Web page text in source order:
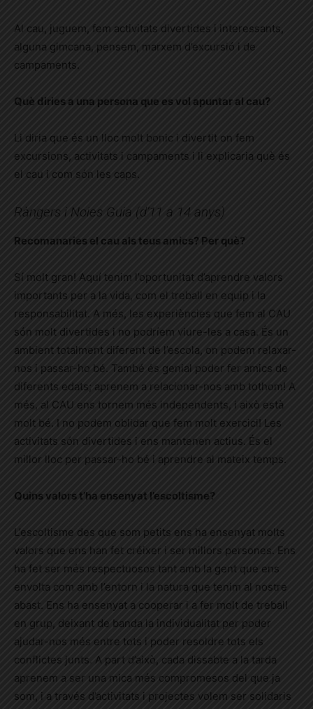
Al cau, juguem, fem activitats divertides i interessants,
alguna gimcana, pensem, marxem d’excursió i de
campaments.
Què diries a una persona que es vol apuntar al cau?
Li diria que és un lloc molt bonic i divertit on fem
excursions, activitats i campaments i li explicaria què és
el cau i com són les caps.
Ràngers i Noies Guia (d’11 a 14 anys)
Recomanaries el cau als teus amics? Per què?
Sí molt gran! Aquí tenim l’oportunitat d’aprendre valors
importants per a la vida, com el treball en equip i la
responsabilitat. A més, les experiències que fem al CAU
són molt divertides i no podríem viure-les a casa. És un
ambient totalment diferent de l’escola, on podem relaxar-
nos i passar-ho bé. També és genial poder fer amics de
diferents edats; aprenem a relacionar-nos amb tothom! A
més, al CAU ens tornem més independents, i això està
molt bé. I no podem oblidar que fem molt exercici! Les
activitats són divertides i ens mantenen actius. És el
millor lloc per passar-ho bé i aprendre al mateix temps.
Quins valors t’ha ensenyat l’escoltisme?
L’escoltisme des que som petits ens ha ensenyat molts
valors que ens han fet créixer i ser millors persones. Ens
ha fet ser més respectuosos tant amb la gent que ens
envolta com amb l’entorn i la natura que tenim al nostre
abast. Ens ha ensenyat a cooperar i a fer molt de treball
en grup, deixant de banda la individualitat per poder
ajudar-nos més entre tots i poder resoldre tots els
conflictes junts. A part d’això, cada dissabte a la tarda
aprenem a ser una mica més compromesos del que ja
som, i a través d’activitats i projectes volem ser solidaris